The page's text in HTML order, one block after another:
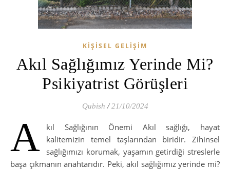
KIŞISEL GELIŞIM
Akıl Sağlığımız Yerinde Mi?
Psikiyatrist Görüşleri
Qubish / 21/10/2024
A
kıl Sağlığının Önemi Akıl sağlığı, hayat
kalitemizin temel taşlarından biridir. Zihinsel
sağlığımızı korumak, yaşamın getirdiği streslerle
başa çıkmanın anahtarıdır. Peki, akıl sağlığımız yerinde mi?